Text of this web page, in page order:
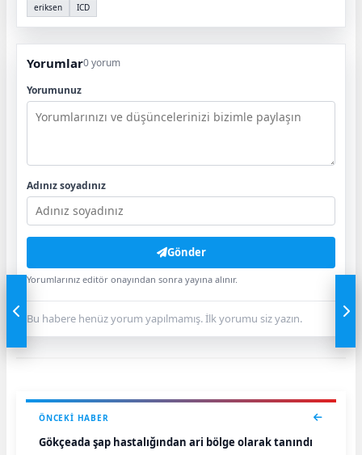
eriksen ICD
Yorumlar0 yorum
Yorumunuz
Adınız soyadınız
Gönder
Yorumlarınız editör onayından sonra yayına alınır.
Bu habere henüz yorum yapılmamış. İlk yorumu siz yazın.
ÖNCEKI HABER
Gökçeada şap hastalığından ari bölge olarak tanındı